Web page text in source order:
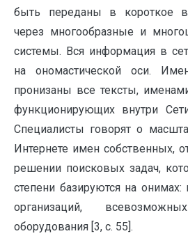
быть переданы в короткое
через многообразные и
системы. Вся информация в
на ономастической оси.
пронизаны все тексты,
функционирующих внутри
Специалисты говорят о
Интернете имен собственных,
решении поисковых задач,
степени базируются на онимах:
организаций,
оборудования [3, с. 55].